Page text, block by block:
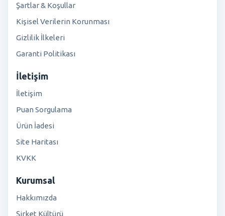
Şartlar & Koşullar
Kişisel Verilerin Korunması
Gizlilik İlkeleri
Garanti Politikası
İletişim
İletişim
Puan Sorgulama
Ürün İadesi
Site Haritası
KVKK
Kurumsal
Hakkımızda
Şirket Kültürü